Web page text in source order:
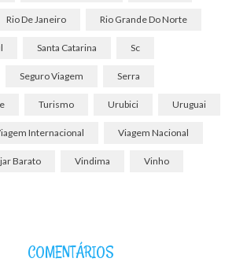
Rio De Janeiro Rio Grande Do Norte
Santa Catarina Sc
Seguro Viagem Serra
Turismo Urubici Uruguai
Internacional Viagem Nacional
Barato Vindima Vinho
COMENTÁRIOS